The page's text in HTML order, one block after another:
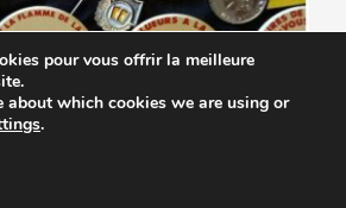
pour vous offrir la meilleure
about which cookies we are using or
.